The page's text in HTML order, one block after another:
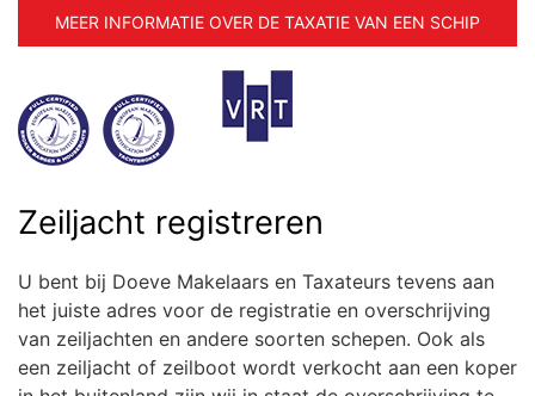
MEER INFORMATIE OVER DE TAXATIE VAN EEN SCHIP
Zeiljacht registreren
U bent bij Doeve Makelaars en Taxateurs tevens aan
het juiste adres voor de registratie en overschrijving
van zeiljachten en andere soorten schepen. Ook als
een zeiljacht of zeilboot wordt verkocht aan een koper